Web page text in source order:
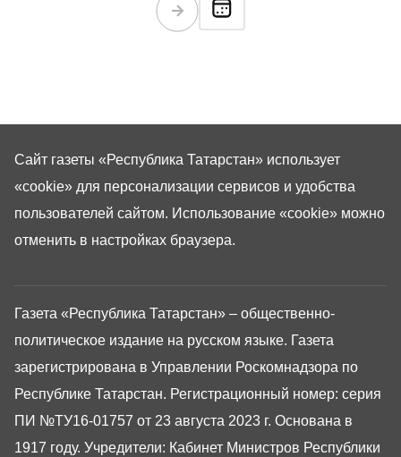
Газета «Республика Татарстан» – общественно-
политическое издание на русском языке. Газета
зарегистрирована в Управлении Роскомнадзора по
Республике Татарстан. Регистрационный номер: серия
ПИ №ТУ16-01757 от 23 августа 2023 г. Основана в
1917 году. Учредители: Кабинет Министров Республики
Сайт газеты «Республика Татарстан» использует
«cookie» для персонализации сервисов и удобства
пользователей сайтом. Использование «cookie» можно
отменить в настройках браузера.